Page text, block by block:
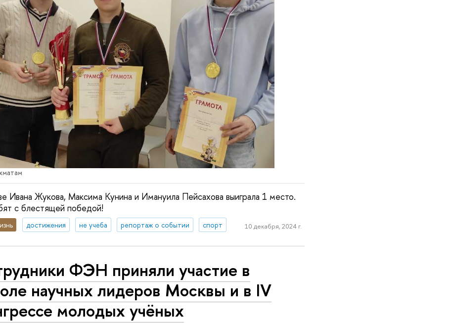
Ивана Жукова, Максима Кунина и Имануила Пейсахова выиграла 1 место.
с блестящей победой!
достижения не учеба репортаж о событии спорт 10 декабря, 2024 г.
ФЭН приняли участие в
научных лидеров Москвы и в IV
молодых учёных